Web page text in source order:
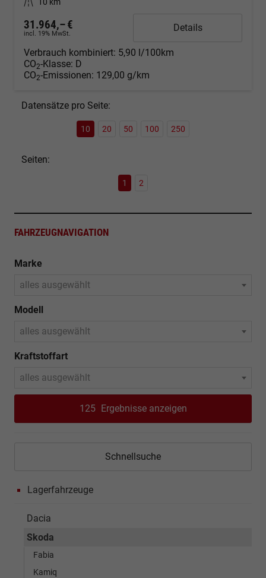
31.964,– €
incl. 19% MwSt.
Details
Verbrauch kombiniert: 5,90 l/100km
CO2-Klasse: D
CO2-Emissionen: 129,00 g/km
Datensätze pro Seite:
10 20 50 100 250
Seiten:
1 2
FAHRZEUGNAVIGATION
Marke
alles ausgewählt
Modell
alles ausgewählt
Kraftstoffart
alles ausgewählt
125 Ergebnisse anzeigen
Schnellsuche
Lagerfahrzeuge
Dacia
Skoda
Fabia
Kamiq